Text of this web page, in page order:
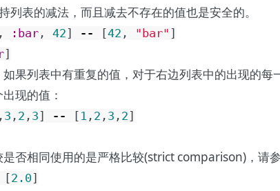
列表的减法，而且减去不存在的值也是安全的。
, :bar , 42] -- [42 , "bar" ]
]
果列表中有重复的值，对于右边列表中的出现的
现的值：
, 3 , 2 , 3] -- [ 1 , 2 , 3 , 2]
否相同使用的是严格比较(strict comparison) ，请
[2.0]